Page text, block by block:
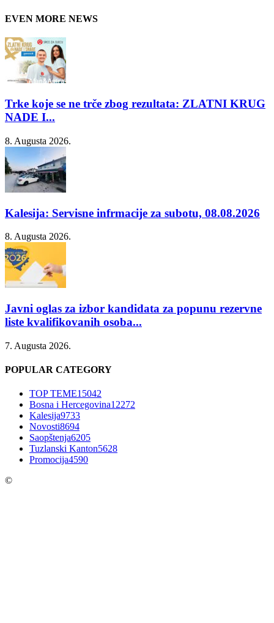
EVEN MORE NEWS
Trke koje se ne trče zbog rezultata: ZLATNI KRUG
NADE I...
8. Augusta 2026.
Kalesija: Servisne infrmacije za subotu, 08.08.2026
8. Augusta 2026.
Javni oglas za izbor kandidata za popunu rezervne
liste kvalifikovanih osoba...
7. Augusta 2026.
POPULAR CATEGORY
TOP TEME15042
Bosna i Hercegovina12272
Kalesija9733
Novosti8694
Saopštenja6205
Tuzlanski Kanton5628
Promocija4590
©